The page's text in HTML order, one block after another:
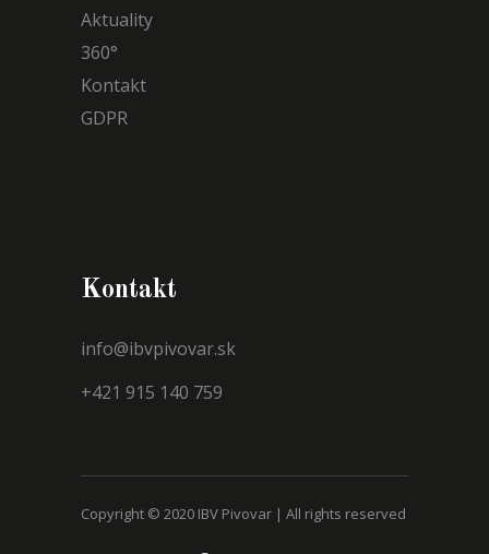
Aktuality
360°
Kontakt
GDPR
Kontakt
info@ibvpivovar.sk
+421 915 140 759
Copyright © 2020 IBV Pivovar | All rights reserved